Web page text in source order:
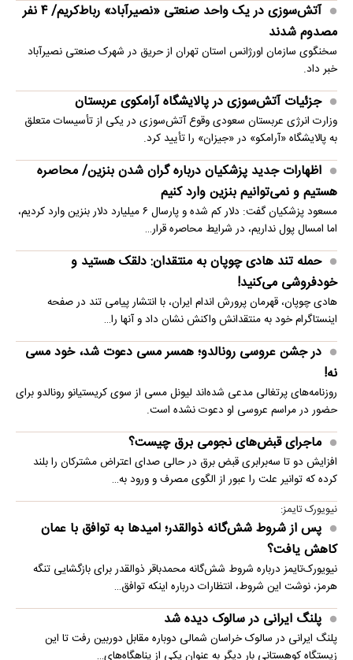
آتش‌سوزی در یک واحد صنعتی «نصیرآباد» رباط‌کریم/ ۴ نفر
مصدوم شدند
سخنگوی سازمان اورژانس استان تهران از حریق در شهرک صنعتی نصیرآباد
خبر داد.
جزئیات آتش‌سوزی در پالایشگاه آرامکوی عربستان
وزارت انرژی عربستان سعودی وقوع آتش‌سوزی در یکی از تأسیسات متعلق
به پالایشگاه «آرامکو» در «جیزان» را تأیید کرد.
اظهارات جدید پزشکیان درباره گران شدن بنزین/ محاصره
هستیم و نمی‌توانیم بنزین وارد کنیم
مسعود پزشکیان گفت: دلار کم شده و پارسال ۶ میلیارد دلار بنزین وارد کردیم،
اما امسال پول نداریم، در شرایط محاصره قرار…
حمله تند هادی چوپان به منتقدان: دلقک هستید و
خودفروشی می‌کنید!
هادی چوپان، قهرمان پرورش اندام ایران، با انتشار پیامی تند در صفحه
اینستاگرام خود به منتقدانش واکنش نشان داد و آنها را…
در جشن عروسی رونالدو؛ همسر مسی دعوت شد، خود مسی
نه!
روزنامه‌های پرتغالی مدعی شده‌اند لیونل مسی از سوی کریستیانو رونالدو برای
حضور در مراسم عروسی او دعوت نشده است.
ماجرای قبض‌های نجومی برق چیست؟
افزایش دو تا سه‌برابری قبض برق در حالی صدای اعتراض مشترکان را بلند
کرده که توانیر علت را عبور از الگوی مصرف و ورود به…
نیویورک تایمز:
پس از شروط شش‌گانه ذوالقدر؛ امیدها به توافق با عمان
کاهش یافت؟
نیویورک‌تایمز درباره شروط شش‌گانه محمدباقر ذوالقدر برای بازگشایی تنگه
هرمز، نوشت این شروط، انتظارات درباره اینکه توافق…
پلنگ ایرانی در سالوک دیده شد
پلنگ ایرانی در سالوک خراسان شمالی دوباره مقابل دوربین رفت تا این
زیستگاه کوهستانی بار دیگر به عنوان یکی از پناهگاه‌های…